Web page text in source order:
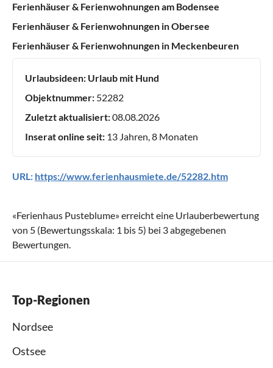
Ferienhäuser & Ferienwohnungen am Bodensee
Ferienhäuser & Ferienwohnungen in Obersee
Ferienhäuser & Ferienwohnungen in Meckenbeuren
Urlaubsideen: Urlaub mit Hund
Objektnummer: 52282
Zuletzt aktualisiert:08.08.2026
Inserat online seit: 13 Jahren, 8 Monaten
URL: https://www.ferienhausmiete.de/52282.htm
«Ferienhaus Pusteblume» erreicht eine Urlauberbewertung
von 5 (Bewertungsskala: 1 bis 5) bei 3abgegebenen
Bewertungen.
Top-Regionen
Nordsee
Ostsee